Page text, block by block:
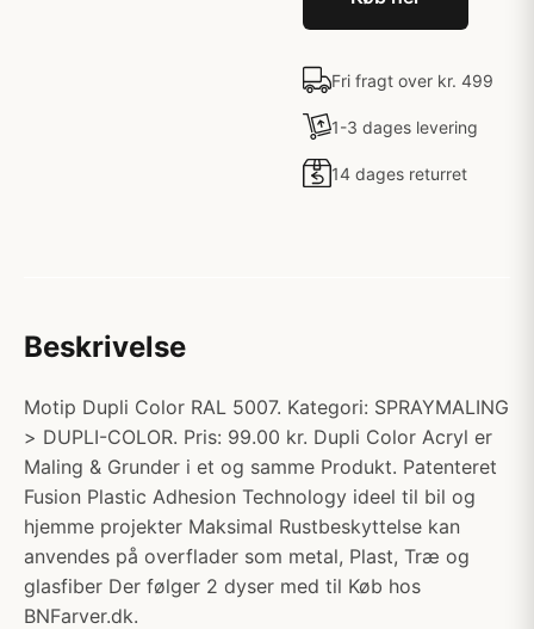
Fri fragt over kr. 499
1-3 dages levering
14 dages returret
Beskrivelse
Motip Dupli Color RAL 5007. Kategori: SPRAYMALING
> DUPLI-COLOR. Pris: 99.00 kr. Dupli Color Acryl er
Maling & Grunder i et og samme Produkt. Patenteret
Fusion Plastic Adhesion Technology ideel til bil og
hjemme projekter Maksimal Rustbeskyttelse kan
anvendes på overflader som metal, Plast, Træ og
glasfiber Der følger 2 dyser med til Køb hos
BNFarver.dk.